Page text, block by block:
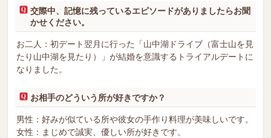
交際中、記憶に残っているエピソードがありましたらお聞
かせください。
お二人：初デート翌月に行った「山中湖ドライブ（富士山を見
たり山中湖を見たり）」が結婚を意識するトライアルデートに
なりました。
お相手のどういう所が好きですか？
男性：好みが似ている所や彼女の手作り料理が美味しいです。
女性：まじめで誠実、優しい所が好きです。